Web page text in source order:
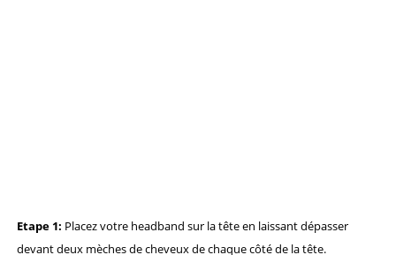
Etape 1: Placez votre headband sur la tête en laissant dépasser
devant deux mèches de cheveux de chaque côté de la tête.